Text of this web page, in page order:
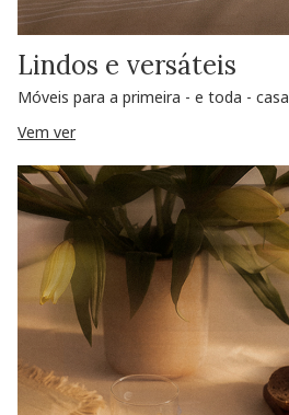
Lindos e versáteis
Móveis para a primeira - e toda - casa
Vem ver